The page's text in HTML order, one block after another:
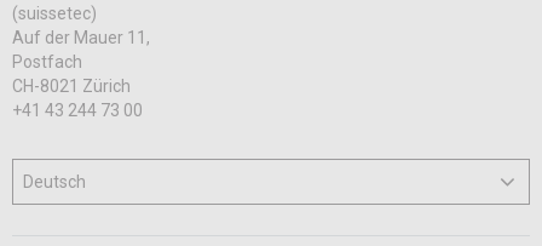
(suissetec)
Auf der Mauer 11,
Postfach
CH-8021 Zürich
+41 43 244 73 00